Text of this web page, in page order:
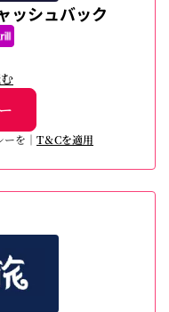
ッシュバック
を｜ T＆Cを適用